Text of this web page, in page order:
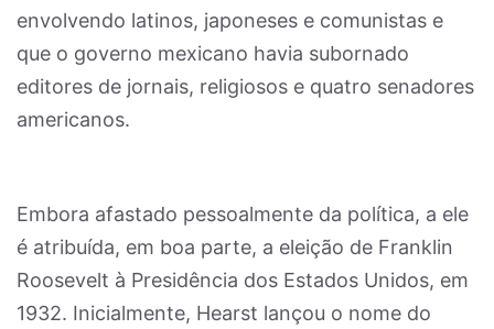
envolvendo latinos, japoneses e comunistas e
que o governo mexicano havia subornado
editores de jornais, religiosos e quatro senadores
americanos.
Embora afastado pessoalmente da política, a ele
é atribuída, em boa parte, a eleição de Franklin
Roosevelt à Presidência dos Estados Unidos, em
1932. Inicialmente, Hearst lançou o nome do